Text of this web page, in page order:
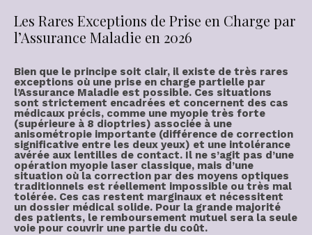
Les Rares Exceptions de Prise en Charge par
l’Assurance Maladie en 2026
Bien que le principe soit clair, il existe de très rares
exceptions où une prise en charge partielle par
l’Assurance Maladie est possible. Ces situations
sont strictement encadrées et concernent des cas
médicaux précis, comme une myopie très forte
(supérieure à 8 dioptries) associée à une
anisométropie importante (différence de correction
significative entre les deux yeux) et une intolérance
avérée aux lentilles de contact. Il ne s’agit pas d’une
opération myopie laser classique, mais d’une
situation où la correction par des moyens optiques
traditionnels est réellement impossible ou très mal
tolérée. Ces cas restent marginaux et nécessitent
un dossier médical solide. Pour la grande majorité
des patients, le remboursement mutuel sera la seule
voie pour couvrir une partie du coût.